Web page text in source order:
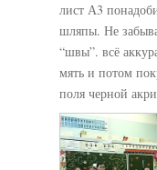
лист А3
шляпы. Не
“швы”. всё
мять и потом
поля черной